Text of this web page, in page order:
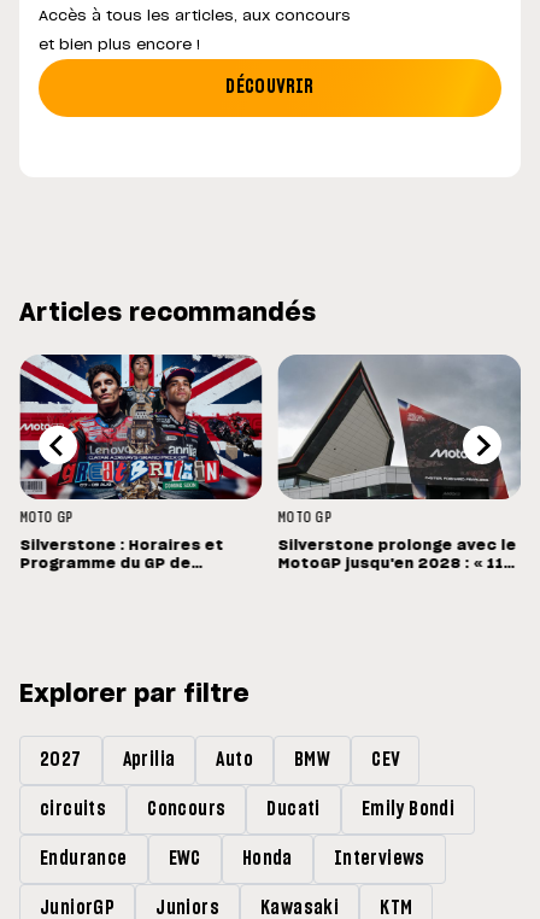
Accès à tous les articles, aux concours
et bien plus encore !
DÉCOUVRIR
Articles recommandés
MOTO GP
Silverstone : Horaires et
Programme du GP de
MOTO GP
Silverstone prolonge avec le
MotoGP jusqu'en 2028 : « 11
Explorer par filtre
2027 Aprilia Auto BMW CEV
circuits Concours Ducati Emily Bondi
Endurance EWC Honda Interviews
JuniorGP Juniors Kawasaki KTM